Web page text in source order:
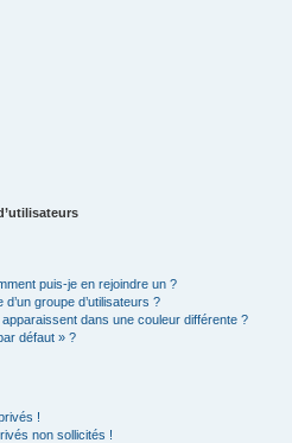
puis-je en rejoindre un ?
groupe d’utilisateurs ?
dans une couleur différente ?
défaut » ?
!
non sollicités !